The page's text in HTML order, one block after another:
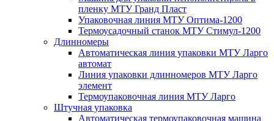
пленку МТУ Гранд Пласт
Упаковочная линия МТУ Оптима-1200
Термоусадочный станок МТУ Стимул-1200
Длинномеры
Автоматическая линия упаковки МТУ Ларго
автомат
Линия упаковки длинномеров МТУ Ларго
элемент
Термоупаковочная линия МТУ Ларго
Штучная упаковка
Автоматическая термоупаковочная машина